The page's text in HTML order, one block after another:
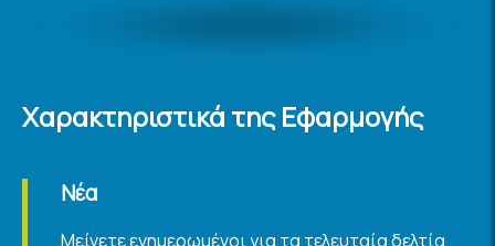
Χαρακτηριστικά της Εφαρμογής
Νέα
Μείνετε ενημερωμένοι για τα τελευταία δελτία